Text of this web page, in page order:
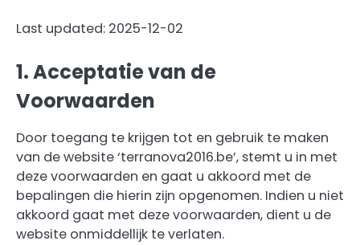
Last updated: 2025-12-02
1. Acceptatie van de
Voorwaarden
Door toegang te krijgen tot en gebruik te maken
van de website ‘terranova2016.be’, stemt u in met
deze voorwaarden en gaat u akkoord met de
bepalingen die hierin zijn opgenomen. Indien u niet
akkoord gaat met deze voorwaarden, dient u de
website onmiddellijk te verlaten.